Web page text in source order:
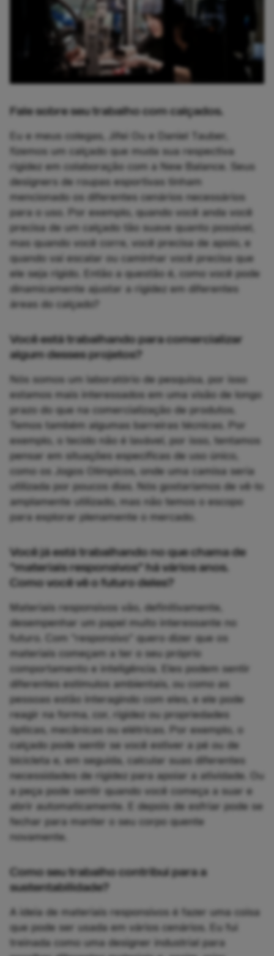
Fale sobre seu trabalho com calçados.
Eu e meus colegas, Jifei Ou e Daniel Tauber,
fizemos um calçado que muda sua respectiva
rigidez em colaboração com a New Balance. Seus
designers de roupas esportivas tinham
mencionado os diferentes cenários necessários
para o uso. Por exemplo, quando você anda você
precisa de um calçado tão suave quanto possível,
mas quando você corre, você precisa de apoio, e
quando vai escalar ou caminhar você precisa que
ele seja rígido. Então a questão é, como você pode
dinamicamente ajustar a rigidez em diferentes
áreas do calçado?
Você está trabalhando para comercializar
algum desses projetos?
Nós somos um laboratório de pesquisa, por isso
estamos mais interessados em uma visão de longo
prazo do que na comercialização de produtos.
Temos também algumas barreiras técnicas. Por
exemplo, o tecido não é lavável, por isso, tentamos
pensar em situações específicas de uso único,
como os Jogos Olímpicos, onde uma camisa seria
utilizada por poucos dias. Nós gostaríamos de vê-lo
amplamente utilizado, mas não temos o escopo
para explorar plenamente o mercado.
Você já está trabalhando no que chama de
"materiais responsivos" há vários anos.
Como você vê o futuro deles?
Materiais responsivos vão, definitivamente,
desempenhar um papel muito interessante no
futuro. Com "responsivo" quero dizer que os
materiais começam a ter o seu próprio
comportamento e inteligência. Eles podem sentir
diferentes estímulos ambientais, ou como as
pessoas estão interagindo com eles, e ele pode
reagir na forma, cor, rigidez ou propriedades
ópticas, mecânicas ou elétricas. Por exemplo, o
calçado pode sentir se você estiver a pé ou de
bicicleta e, em seguida, calcular suas diferentes
necessidades de rigidez para apoiar a atividade. Ou
a peça pode sentir quando você começa a suar e
abrir automaticamente. E depois de esfriar pode se
fechar para manter o seu corpo quente
novamente.
Como seu trabalho contribui para a
sustentabilidade?
A ideia de materiais responsivos é fazer uma coisa
que pode ser usada em vários cenários. Eu fui
treinada como uma designer industrial para